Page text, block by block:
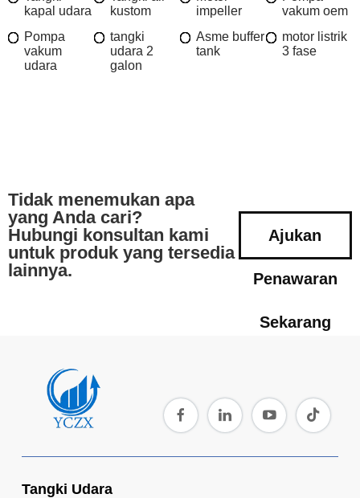
kapal udara
kustom
impeller
vakum oem
Pompa
vakum
udara
tangki
udara 2
galon
Asme buffer
tank
motor listrik
3 fase
Tidak menemukan apa
yang Anda cari?
Hubungi konsultan kami
untuk produk yang tersedia
lainnya.
Ajukan
Penawaran
Sekarang
Tangki Udara